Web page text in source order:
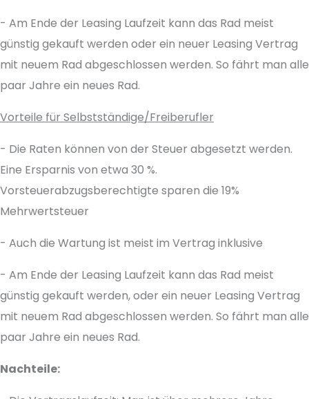
- Am Ende der Leasing Laufzeit kann das Rad meist
günstig gekauft werden oder ein neuer Leasing Vertrag
mit neuem Rad abgeschlossen werden. So fährt man alle
paar Jahre ein neues Rad.
Vorteile für Selbstständige/Freiberufler
- Die Raten können von der Steuer abgesetzt werden.
Eine Ersparnis von etwa 30 %.
Vorsteuerabzugsberechtigte sparen die 19%
Mehrwertsteuer
- Auch die Wartung ist meist im Vertrag inklusive
- Am Ende der Leasing Laufzeit kann das Rad meist
günstig gekauft werden, oder ein neuer Leasing Vertrag
mit neuem Rad abgeschlossen werden. So fährt man alle
paar Jahre ein neues Rad.
Nachteile: